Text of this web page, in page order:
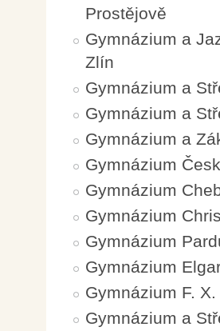
Prostějově
Gymnázium a
Zlín
Gymnázium a
Gymnázium a
Gymnázium a
Gymnázium
Gymnázium
Gymnázium
Gymnázium
Gymnázium
Gymnázium F.
Gymnázium a